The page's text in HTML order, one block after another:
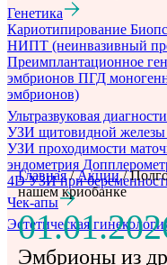
Генетика
Кариотипирование
НИПТ (неинвазивный
Преимплантационное
эмбрионов ПГД
эмбрионов)
Ультразвуковая
УЗИ щитовидной железы
УЗИ проходимости
эндометрия
4D УЗИ при
Чек-апы
Эстетическая
Главная /Акции /
нашем криобанке
Эмбрионы из